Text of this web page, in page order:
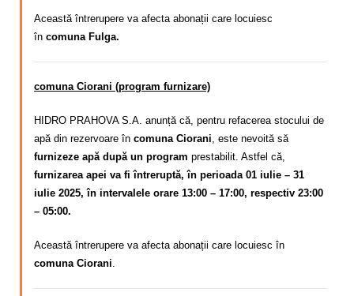
Această întrerupere va afecta abonații care locuiesc
în comuna Fulga.
comuna Ciorani (program furnizare)
HIDRO PRAHOVA S.A. anunță că, pentru refacerea stocului de
apă din rezervoare în comuna Ciorani, este nevoită să
furnizeze apă după un program prestabilit. Astfel că,
furnizarea apei va fi întreruptă, în perioada 01 iulie – 31
iulie 2025, în intervalele orare 13:00 – 17:00, respectiv 23:00
– 05:00.
Această întrerupere va afecta abonații care locuiesc în
comuna Ciorani.